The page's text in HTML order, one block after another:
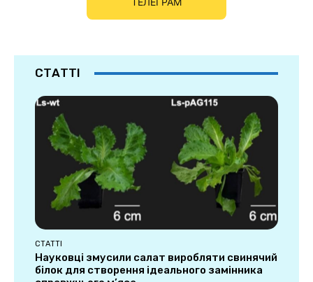
СТАТТІ
СТАТТІ
Науковці змусили салат виробляти свинячий
білок для створення ідеального замінника